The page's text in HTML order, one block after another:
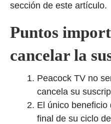
sección de este artículo.
Puntos
cancelar la
Peacock TV no
cancela su
El único
final de su ciclo